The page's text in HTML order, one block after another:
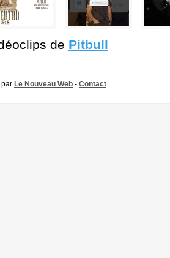
de Pitbull
par Le Nouveau Web - Contact